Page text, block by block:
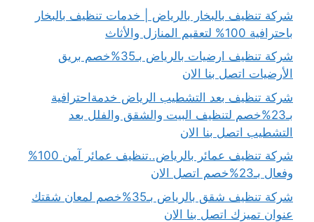
شركة تنظيف بالبخار بالرياض | خدمات تنظيف بالبخار
باحترافية 100% لتعقيم المنازل والأثاث
شركة تنظيف ارضيات بالرياض بـ35%خصم بريق
الأرضيات اتصل بنا الان
شركة تنظيف بعد التشطيب الرياض خدمةاحترافية
بـ23%خصم لتنظيف البيت والشقق والفلل بعد
التشطيب اتصل بنا الان
شركة تنظيف عمائر بالرياض..تنظيف عمائر آمن 100%
وفعال بـ23%خصم اتصل الان
شركة تنظيف شقق بالرياض بـ35%خصم لمعان شقتك
عنوان تميزك اتصل بنا الان